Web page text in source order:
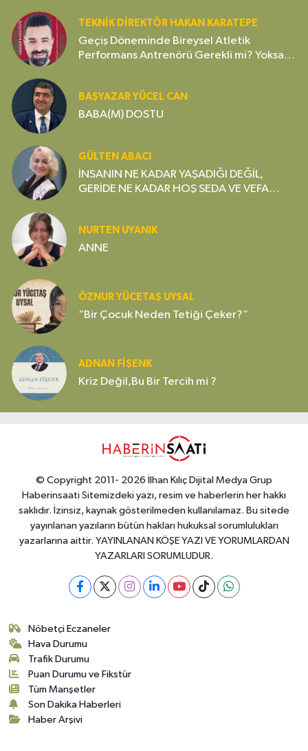
TEKNIK DIREKTÖR HAKAN KARATEPE
Geçiş Döneminde Bireysel Atletik
Performans Antrenörü Gerekli mi? Yoksa
BAŞYAZAR YÜCEL CAN
BABA(M) DOSTU
GÜLTEN ABACI
İNSANIN NE KADAR YAŞADIĞI DEĞİL,
GERİDE NE KADAR HOŞ SEDA VE VEFA
NURTEN UYANIK
ANNE
ÖZNUR YÜCETAŞ UYSAL
“Bir Çocuk Neden Tetiği Çeker?”
ADNAN FİŞENK
Kriz Değil,Bu Bir Tercih mi ?
© Copyright 2011- 2026 İlhan Kılıç Dijital Medya Grup
Haberinsaati Sitemizdeki yazı, resim ve haberlerin her hakkı
saklıdır. İzinsiz, kaynak gösterilmeden kullanılamaz. Bu sitede
yayınlanan yazıların bütün hakları hukuksal sorumlulukları
yazarlarına aittir. YAYINLANAN KÖŞE YAZI VE YORUMLARDAN
YAZARLARI SORUMLUDUR.
Nöbetçi Eczaneler
Hava Durumu
Trafik Durumu
Puan Durumu ve Fikstür
Tüm Manşetler
Son Dakika Haberleri
Haber Arşivi